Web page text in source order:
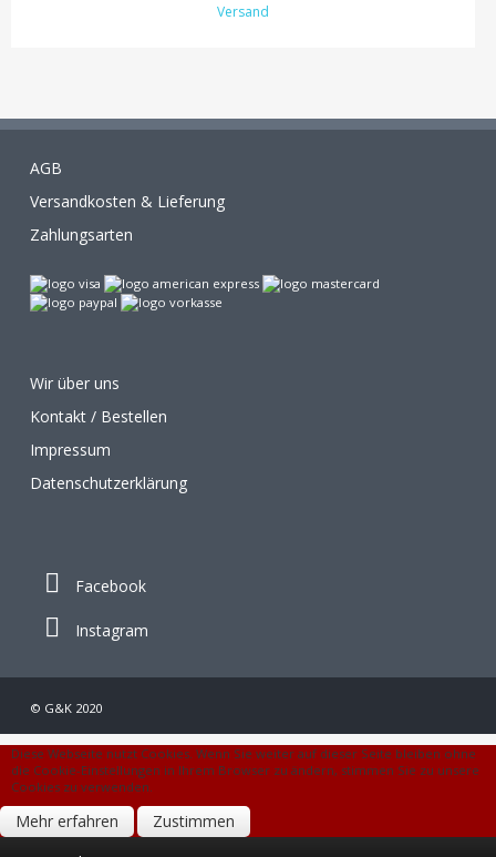
Versand
AGB
Versandkosten & Lieferung
Zahlungsarten
Wir über uns
Kontakt / Bestellen
Impressum
Datenschutzerklärung
Facebook
Instagram
© G&K 2020
Diese Webseite nutzt Cookies. Wenn Sie weiter auf dieser Seite bleiben ohne
die Cookie-Einstellungen in Ihrem Browser zu ändern, stimmen Sie zu unsere
Cookies zu verwenden.
Mehr erfahren Zustimmen